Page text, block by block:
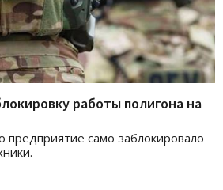
работы полигона на
предприятие само заблокировало